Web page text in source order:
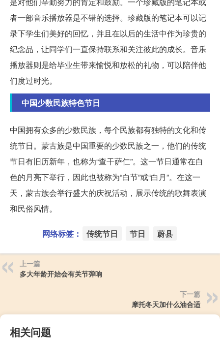
者一部音乐播放器是不错的选择。珍藏版的笔记本可以记
录下学生们美好的回忆，并且在以后的生活中作为珍贵的
纪念品，让同学们一直保持联系和关注彼此的成长。音乐
播放器则是给毕业生带来愉悦和放松的礼物，可以陪伴他
们度过时光。
中国少数民族特色节日
中国拥有众多的少数民族，每个民族都有独特的文化和传
统节日。蒙古族是中国重要的少数民族之一，他们的传统
节日有旧历新年，也称为“查干萨仁”。这一节日通常在白
色的月亮下举行，因此也被称为“白节”或“白月”。在这一
天，蒙古族会举行盛大的庆祝活动，展示传统的歌舞表演
和民俗风情。
网络标签： 传统节日 节日 蔚县
上一篇
多大年龄开始会有关节弹响
下一篇
摩托冬天加什么油合适
相关问题